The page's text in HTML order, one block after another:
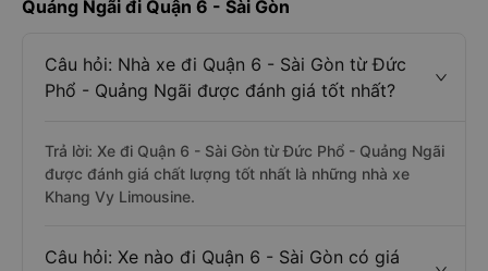
Quảng Ngãi đi Quận 6 - Sài Gòn
Câu hỏi: Nhà xe đi Quận 6 - Sài Gòn từ Đức
Phổ - Quảng Ngãi được đánh giá tốt nhất?
Trả lời: Xe đi Quận 6 - Sài Gòn từ Đức Phổ - Quảng Ngãi
được đánh giá chất lượng tốt nhất là những nhà xe
Khang Vy Limousine.
Câu hỏi: Xe nào đi Quận 6 - Sài Gòn có giá